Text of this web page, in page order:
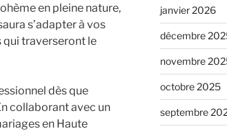
en pleine nature,
s’adapter à vos
qui traverseront le
dès que
collaborant avec un
en Haute
janvier 2026
décembre
novembre
octobre 2025
septembre